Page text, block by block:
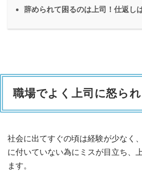
辞められて困るのは上司！仕返し
職場でよく上司に怒ら
社会に出てすぐの頃は経験が少なく
に付いていない為にミスが目立ち、
ます。